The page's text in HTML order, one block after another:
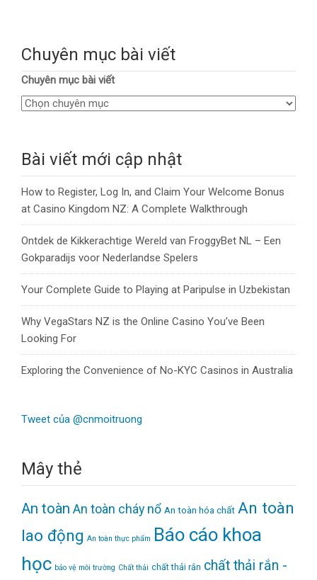
Chuyên mục bài viết
Chuyên mục bài viết
Bài viết mới cập nhật
How to Register, Log In, and Claim Your Welcome Bonus
at Casino Kingdom NZ: A Complete Walkthrough
Ontdek de Kikkerachtige Wereld van FroggyBet NL – Een
Gokparadijs voor Nederlandse Spelers
Your Complete Guide to Playing at Paripulse in Uzbekistan
Why VegaStars NZ is the Online Casino You’ve Been
Looking For
Exploring the Convenience of No-KYC Casinos in Australia
Tweet của @cnmoitruong
Mây thẻ
An toàn An toàn cháy nổ An toàn hóa chất An toàn
lao động An toàn thực phẩm Báo cáo khoa
học bảo vệ môi trường Chất thải chất thải rắn chất thải rắn -